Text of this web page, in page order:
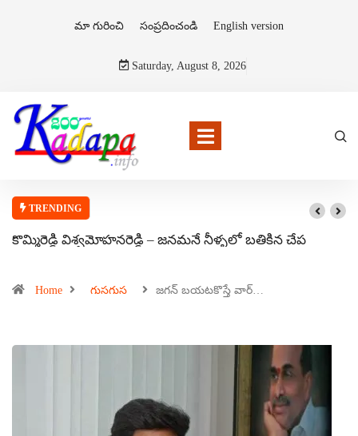
మా గురించి సంప్రదించండి English version
Saturday, August 8, 2026
TRENDING
కొమ్మిరెడ్డి విశ్వమోహనరెడ్డి – జనమనే నీళ్ళలో బతికిన చేప
Home గుసగుస జగన్ బయటకొస్తే వార్…